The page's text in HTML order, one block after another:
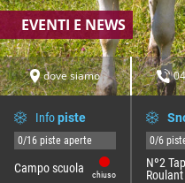
dove siamo
EVENTI E NEWS
Infopiste
0/16 piste aperte
Campo scuola chiuso
0/6
Nº2
Roulant